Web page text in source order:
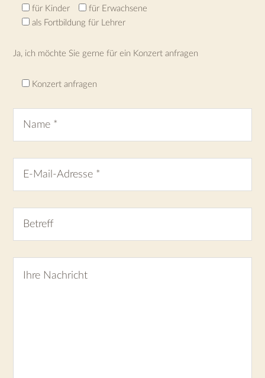
für Kinder
für Erwachsene
als Fortbildung für Lehrer
Ja, ich möchte Sie gerne für ein Konzert anfragen
Konzert anfragen